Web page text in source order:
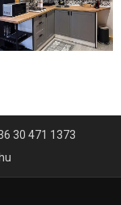
30 471 1373